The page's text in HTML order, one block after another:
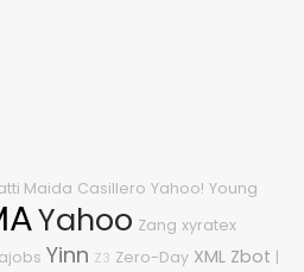
Maida Casillero Yahoo! Young
Yahoo Zang xyratex
Yinn Z3 Zero-Day XML Zbot |